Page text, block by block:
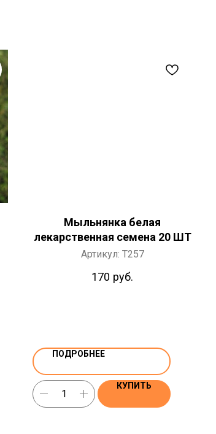
Мыльнянка белая
лекарственная семена 20 ШТ
Артикул: T257
170 руб.
ПОДРОБНЕЕ
КУПИТЬ